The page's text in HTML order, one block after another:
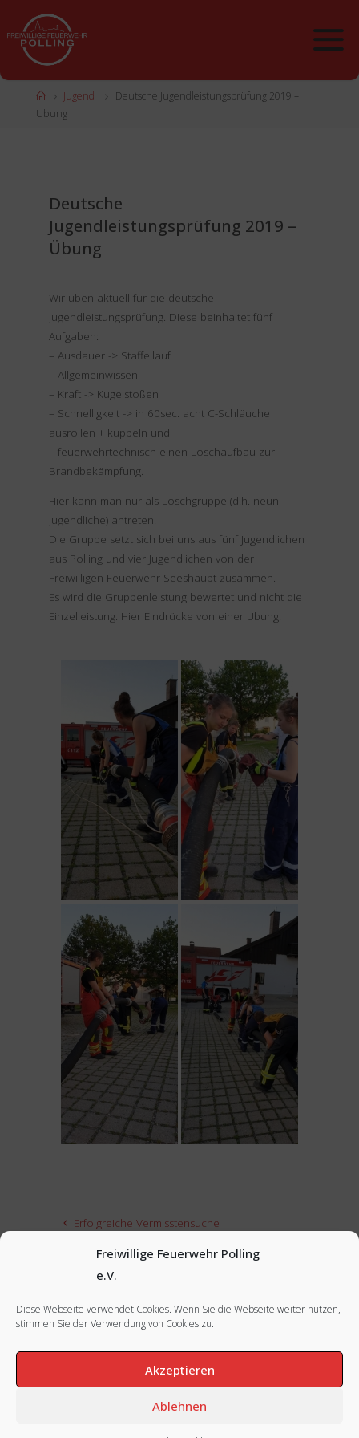
Freiwillige Feuerwehr Polling
e.V.
Diese Webseite verwendet Cookies. Wenn Sie die Webseite weiter nutzen,
stimmen Sie der Verwendung von Cookies zu.
Akzeptieren
Ablehnen
Inhalt
springen
StartJugend
Deutsche Jugendleistungsprüfung 2019 –
Übung
Deutsche
Jugendleistungsprüfung 2019 –
Übung
Wir üben aktuell für die deutsche
Jugendleistungsprüfung. Diese beinhaltet fünf
Aufgaben:
– Ausdauer -> Staffellauf
– Allgemeinwissen
– Kraft -> Kugelstoßen
– Schnelligkeit -> in 60sec. acht C-Schläuche
ausrollen + kuppeln und
– feuerwehrtechnisch einen Löschaufbau zur
Brandbekämpfung.
Hier kann man nur als Löschgruppe (d.h. neun
Jugendliche) antreten.
Die Gruppe setzt sich bei uns aus fünf Jugendlichen
aus Polling und vier Jugendlichen von der
Freiwilligen Feuerwehr Seeshaupt zusammen.
Es wird die Gruppenleistung bewertet und nicht die
Einzelleistung. Hier Eindrücke von einer Übung.
Erfolgreiche Vermisstensuche
Monatsübung Juli 2019